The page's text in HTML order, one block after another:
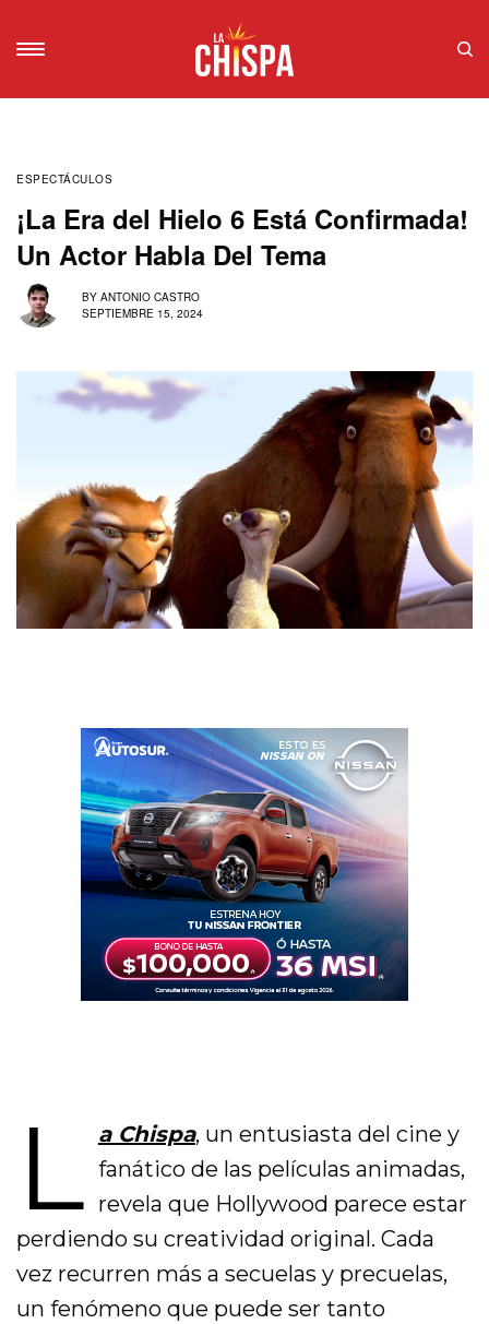
ESPECTÁCULOS
¡La Era del Hielo 6 Está Confirmada!
Un Actor Habla Del Tema
BY ANTONIO CASTRO
SEPTIEMBRE 15, 2024
L a Chispa, un entusiasta del cine y
fanático de las películas animadas,
revela que Hollywood parece estar
perdiendo su creatividad original. Cada
vez recurren más a secuelas y precuelas,
un fenómeno que puede ser tanto